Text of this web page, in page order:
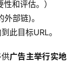
和评估。）
部链)。
此目标URL。
广告主举行实地